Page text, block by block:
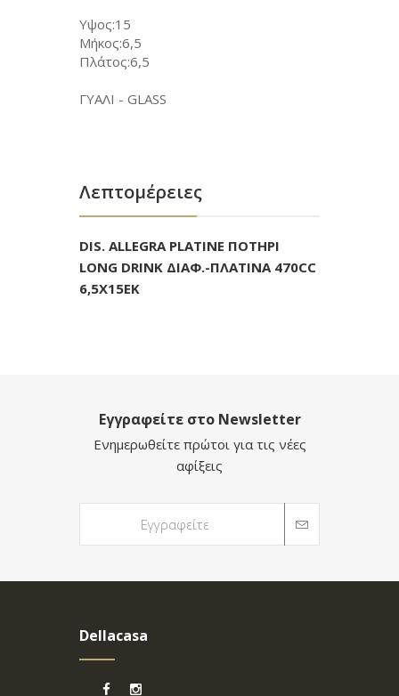
Υψος:15
Μήκος:6,5
Πλάτος:6,5
ΓΥΑΛΙ - GLASS
Λεπτομέρειες
DIS. ALLEGRA PLATINE ΠΟΤΗΡΙ
LONG DRINK ΔΙΑΦ.-ΠΛΑΤΙΝΑ 470CC
6,5Χ15ΕΚ
Εγγραφείτε στο Newsletter
Ενημερωθείτε πρώτοι για τις νέες
αφίξεις
Dellacasa